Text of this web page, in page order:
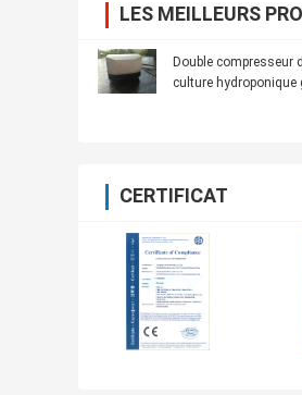
LES MEILLEURS
Double compresseur
culture hydroponique
CERTIFICAT